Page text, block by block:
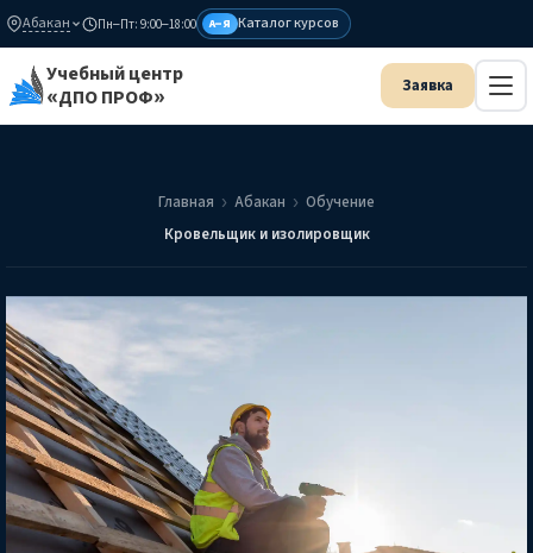
Абакан Пн–Пт: 9:00–18:00 А–Я Каталог курсов
Учебный центр
«ДПО ПРОФ»
Главная Абакан
Обучение
Кровельщик и изолировщик